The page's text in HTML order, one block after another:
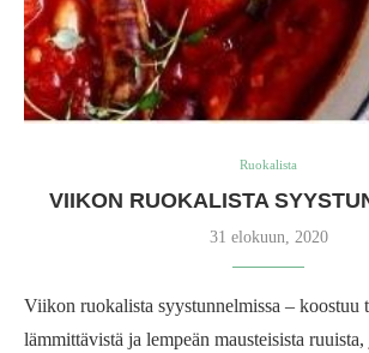
Ruokalista
VIIKON RUOKALISTA
31 elokuun, 2020
Viikon ruokalista syystunnelmissa – koostuu
lämmittävistä ja lempeän mausteisista